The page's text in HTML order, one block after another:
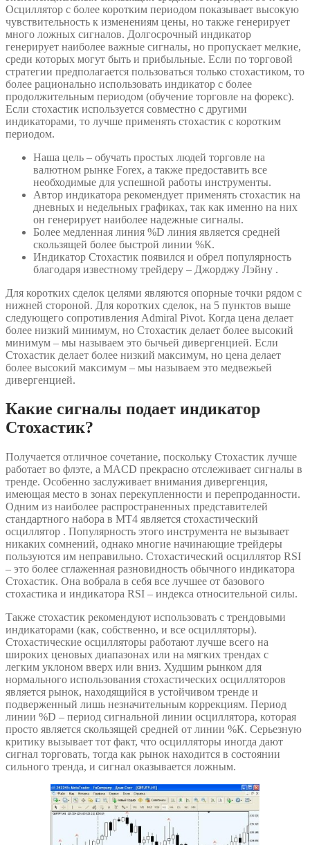
Осциллятор с более коротким периодом показывает высокую
чувствительность к изменениям цены, но также генерирует
много ложных сигналов. Долгосрочный индикатор
генерирует наиболее важные сигналы, но пропускает мелкие,
среди которых могут быть и прибыльные. Если по торговой
стратегии предполагается пользоваться только стохастиком, то
более рационально использовать индикатор с более
продолжительным периодом (обучение торговле на форекс).
Если стохастик используется совместно с другими
индикаторами, то лучше применять стохастик с коротким
периодом.
Наша цель – обучать простых людей торговле на
валютном рынке Forex, а также предоставить все
необходимые для успешной работы инструменты.
Автор индикатора рекомендует применять стохастик на
дневных и недельных графиках, так как именно на них
он генерирует наиболее надежные сигналы.
Более медленная линия %D линия является средней
скользящей более быстрой линии %К.
Индикатор Стохастик появился и обрел популярность
благодаря известному трейдеру – Джорджу Лэйну .
Для коротких сделок целями являются опорные точки рядом с
нижней стороной. Для коротких сделок, на 5 пунктов выше
следующего сопротивления Admiral Pivot. Когда цена делает
более низкий минимум, но Стохастик делает более высокий
минимум – мы называем это бычьей дивергенцией. Если
Стохастик делает более низкий максимум, но цена делает
более высокий максимум – мы называем это медвежьей
дивергенцией.
Какие сигналы подает индикатор
Стохастик?
Получается отличное сочетание, поскольку Стохастик лучше
работает во флэте, а MACD прекрасно отслеживает сигналы в
тренде. Особенно заслуживает внимания дивергенция,
имеющая место в зонах перекупленности и перепроданности.
Одним из наиболее распространенных представителей
стандартного набора в МТ4 является стохастический
осциллятор . Популярность этого инструмента не вызывает
никаких сомнений, однако многие начинающие трейдеры
пользуются им неправильно. Стохастический осциллятор RSI
– это более сглаженная разновидность обычного индикатора
Стохастик. Она вобрала в себя все лучшее от базового
стохастика и индикатора RSI – индекса относительной силы.
Также стохастик рекомендуют использовать с трендовыми
индикаторами (как, собственно, и все осцилляторы).
Стохастические осцилляторы работают лучше всего на
широких ценовых диапазонах или на мягких трендах с
легким уклоном вверх или вниз. Худшим рынком для
нормального использования стохастических осцилляторов
является рынок, находящийся в устойчивом тренде и
подверженный лишь незначительным коррекциям. Период
линии %D – период сигнальной линии осциллятора, которая
просто является скользящей средней от линии %К. Серьезную
критику вызывает тот факт, что осцилляторы иногда дают
сигнал торговать, тогда как рынок находится в состоянии
сильного тренда, и сигнал оказывается ложным.